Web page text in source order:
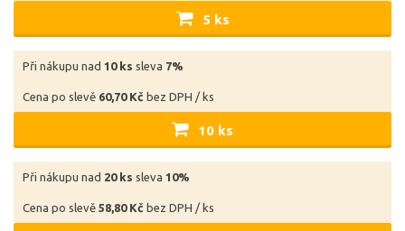
5 ks
Při nákupu nad 10 ks sleva 7%
Cena po slevě 60,70 Kč bez DPH / ks
10 ks
Při nákupu nad 20 ks sleva 10%
Cena po slevě 58,80 Kč bez DPH / ks